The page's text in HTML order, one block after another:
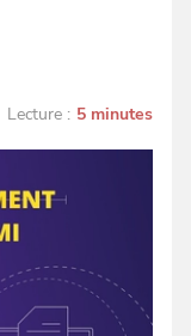
Lecture : 5 minutes